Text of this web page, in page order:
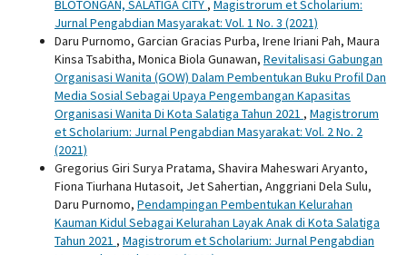
BLOTONGAN, SALATIGA CITY , Magistrorum et Scholarium:
Jurnal Pengabdian Masyarakat: Vol. 1 No. 3 (2021)
Daru Purnomo, Garcian Gracias Purba, Irene Iriani Pah, Maura
Kinsa Tsabitha, Monica Biola Gunawan, Revitalisasi Gabungan
Organisasi Wanita (GOW) Dalam Pembentukan Buku Profil Dan
Media Sosial Sebagai Upaya Pengembangan Kapasitas
Organisasi Wanita Di Kota Salatiga Tahun 2021 , Magistrorum
et Scholarium: Jurnal Pengabdian Masyarakat: Vol. 2 No. 2
(2021)
Gregorius Giri Surya Pratama, Shavira Maheswari Aryanto,
Fiona Tiurhana Hutasoit, Jet Sahertian, Anggriani Dela Sulu,
Daru Purnomo, Pendampingan Pembentukan Kelurahan
Kauman Kidul Sebagai Kelurahan Layak Anak di Kota Salatiga
Tahun 2021 , Magistrorum et Scholarium: Jurnal Pengabdian